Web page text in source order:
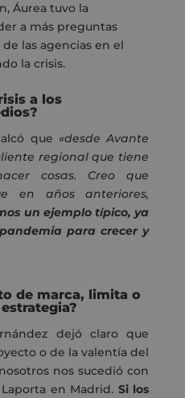
Áurea tuvo la
a más preguntas
las agencias en el
la crisis.
a los
que «desde Avante
regional que tiene
cosas. Creo que
en años anteriores,
un ejemplo típico, ya
para crecer y
de marca, limita o
dejó claro que
o de la valentía del
nos sucedió con
en Madrid. Si los